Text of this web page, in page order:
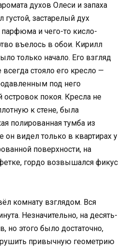
духов Олеси и запаха
густой, застарелый дух
и чего-то кисло-
въелось в обои. Кирилл
только начало. Его взгляд
всегда стояло его кресло —
под него
покоя. Кресла не
к стене, была
полированная тумба из
он видел только в квартирах у
поверхности, на
гордо возвышался фикус
комнату взглядом. Вся
Незначительно, на десять-
но этого было достаточно,
привычную геометрию